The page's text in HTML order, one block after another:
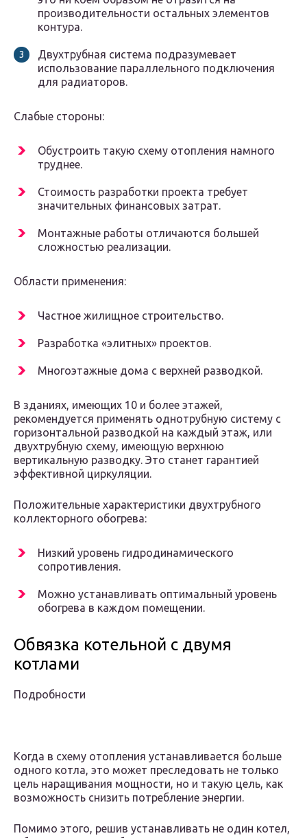
производительности остальных элементов
контура.
Двухтрубная система подразумевает
использование параллельного подключения
для радиаторов.
Слабые стороны:
Обустроить такую схему отопления намного
труднее.
Стоимость разработки проекта требует
значительных финансовых затрат.
Монтажные работы отличаются большей
сложностью реализации.
Области применения:
Частное жилищное строительство.
Разработка «элитных» проектов.
Многоэтажные дома с верхней разводкой.
В зданиях, имеющих 10 и более этажей,
рекомендуется применять однотрубную систему с
горизонтальной разводкой на каждый этаж, или
двухтрубную схему, имеющую верхнюю
вертикальную разводку. Это станет гарантией
эффективной циркуляции.
Положительные характеристики двухтрубного
коллекторного обогрева:
Низкий уровень гидродинамического
сопротивления.
Можно устанавливать оптимальный уровень
обогрева в каждом помещении.
Обвязка котельной с двумя
котлами
Подробности
Когда в схему отопления устанавливается больше
одного котла, это может преследовать не только
цель наращивания мощности, но и такую цель, как
возможность снизить потребление энергии.
Помимо этого, решив устанавливать не один котел,